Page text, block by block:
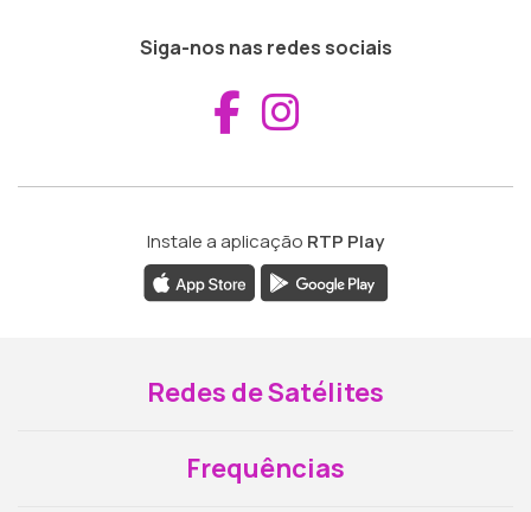
Siga-nos nas redes sociais
Aceder ao
Instale a aplicação RTP Play
Redes de Satélites
Frequências